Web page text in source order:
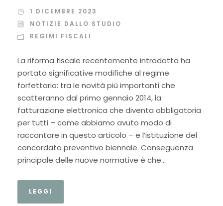
1 DICEMBRE 2023
NOTIZIE DALLO STUDIO
REGIMI FISCALI
La riforma fiscale recentemente introdotta ha
portato significative modifiche al regime
forfettario: tra le novità più importanti che
scatteranno dal primo gennaio 2014, la
fatturazione elettronica che diventa obbligatoria
per tutti – come abbiamo avuto modo di
raccontare in questo articolo – e l’istituzione del
concordato preventivo biennale. Conseguenza
principale delle nuove normative è che...
LEGGI